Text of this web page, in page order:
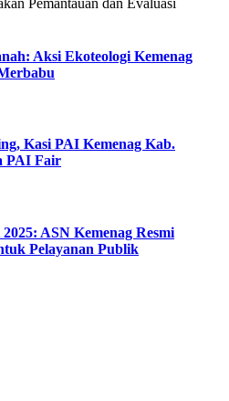
Pemantauan dan Evaluasi
Aksi Ekoteologi Kemenag
Kasi PAI Kemenag Kab.
PAI Fair
ASN Kemenag Resmi
Pelayanan Publik